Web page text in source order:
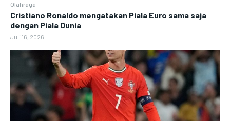
Olahraga
Cristiano Ronaldo mengatakan Piala Euro sama saja
dengan Piala Dunia
Juli 16, 2026